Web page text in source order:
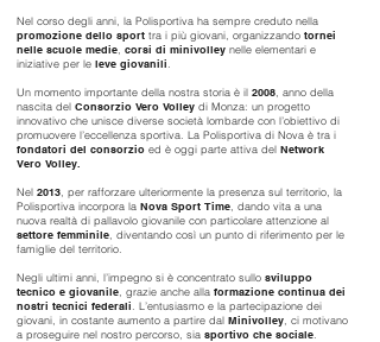
Nel corso degli anni, la Polisportiva ha sempre creduto nella
promozione dello sport tra i più giovani, organizzando tornei
nelle scuole medie corsi di minivolley nelle elementari e
iniziative per le leve giovanili
Un momento importante della nostra storia è il 2008 , anno della
nascita del Consorzio Vero Volley di Monza: un progetto
innovativo che unisce diverse società lombarde con l’obiettivo di
promuovere l’eccellenza sportiva. La Polisportiva di Nova è tra i
fondatori del consorzio ed è oggi parte attiva del Network
Vero Volley.
Nel 2013 , per rafforzare ulteriormente la presenza sul territorio, la
Polisportiva incorpora la Nova Sport Time , dando vita a una
nuova realtà di pallavolo giovanile con particolare attenzione al
settore femminile , diventando così un punto di riferimento per le
famiglie del territorio.
Negli ultimi anni, l’impegno si è concentrato sullo sviluppo
tecnico e giovanile , grazie anche alla formazione continua dei
nostri tecnici federali . L’entusiasmo e la partecipazione dei
giovani, in costante aumento a partire dal Minivolley , ci motivano
a proseguire nel nostro percorso, sia sportivo che sociale